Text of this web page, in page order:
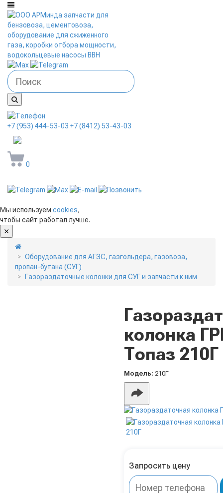
+7 (953) 444-53-03 +7 (8412) 53-43-03
0
Мы используем cookies,
чтобы сайт работал лучше.
Оборудование для АГЗС, газгольдера, газовоза,
пропан-бутана (СУГ)
Газораздаточные колонки для СУГ и запчасти к ним
колонка
Топаз 210Г
Модель: 210Г
Запросить цену